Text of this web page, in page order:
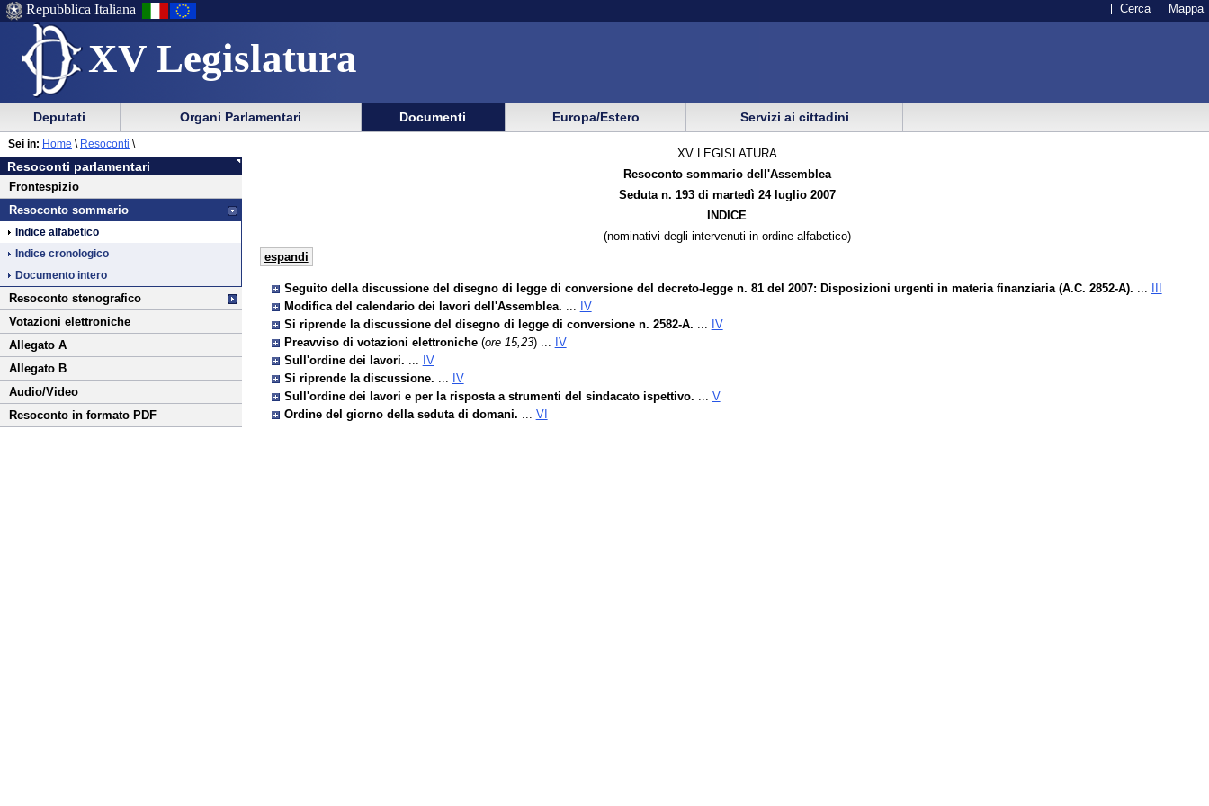
XV Legislatura
Menu
di
ausilio
alla
navigazione
Menu
di
navigazione
principale
Repubblica Italiana Cerca Mappa
Menu
di
navigazione
principale
menu
di
sezione
Deputati Organi Parlamentari Documenti Europa/Estero Servizi ai cittadini
Vai
al
contenuto
Resoconti parlamentari
Frontespizio
Resoconto sommario
Indice alfabetico
Indice cronologico
Documento intero
Resoconto stenografico
Votazioni elettroniche
Allegato A
Allegato B
Audio/Video
Resoconto in formato PDF
Sei in: Home \ Resoconti \
XV LEGISLATURA
Resoconto sommario dell'Assemblea
Seduta n. 193 di martedì 24 luglio 2007
INDICE
(nominativi degli intervenuti in ordine alfabetico)
espandi
Seguito della discussione del disegno di legge di conversione del decreto-legge n. 81 del 2007: Disposizioni urgenti in materia finanziaria (A.C. 2852-A).
III
Modifica del calendario dei lavori dell'Assemblea.
IV
Si riprende la discussione del disegno di legge di conversione n. 2582-A.
IV
Preavviso di votazioni elettroniche(ore 15,23) ... IV
Sull'ordine dei lavori.
IV
Si riprende la discussione.
IV
Sull'ordine dei lavori e per la risposta a strumenti del sindacato ispettivo.
V
Ordine del giorno della seduta di domani.
VI